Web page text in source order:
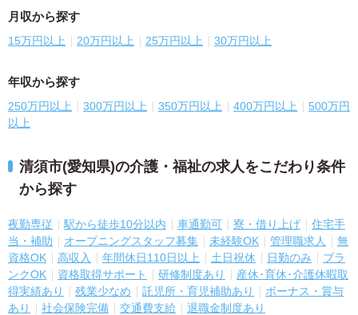
月収から探す
15万円以上 20万円以上 25万円以上 30万円以上
年収から探す
250万円以上 300万円以上 350万円以上 400万円以上
500万円
以上
清須市(愛知県)の介護・福祉の求人をこだわり条件
から探す
夜勤専従 駅から徒歩10分以内 車通勤可 寮・借り上げ
住宅手
当・補助
オープニングスタッフ募集 未経験OK 管理職求人
無
資格OK
高収入 年間休日110日以上 土日祝休 日勤のみ
ブラ
ンクOK
資格取得サポート 研修制度あり
産休･育休･介護休暇取
得実績あり
残業少なめ 託児所・育児補助あり
ボーナス・賞与
あり
社会保険完備 交通費支給 退職金制度あり